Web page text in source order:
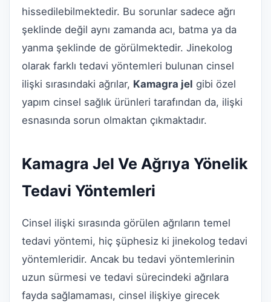
hissedilebilmektedir. Bu sorunlar sadece ağrı
şeklinde değil aynı zamanda acı, batma ya da
yanma şeklinde de görülmektedir. Jinekolog
olarak farklı tedavi yöntemleri bulunan cinsel
ilişki sırasındaki ağrılar, Kamagra jel gibi özel
yapım cinsel sağlık ürünleri tarafından da, ilişki
esnasında sorun olmaktan çıkmaktadır.
Kamagra Jel Ve Ağrıya Yönelik
Tedavi Yöntemleri
Cinsel ilişki sırasında görülen ağrıların temel
tedavi yöntemi, hiç şüphesiz ki jinekolog tedavi
yöntemleridir. Ancak bu tedavi yöntemlerinin
uzun sürmesi ve tedavi sürecindeki ağrılara
fayda sağlamaması, cinsel ilişkiye girecek